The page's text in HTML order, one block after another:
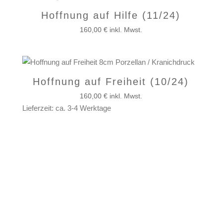
Hoffnung auf Hilfe (11/24)
160,00 € inkl. Mwst.
Hoffnung auf Freiheit (10/24)
160,00 € inkl. Mwst.
Lieferzeit: ca. 3-4 Werktage